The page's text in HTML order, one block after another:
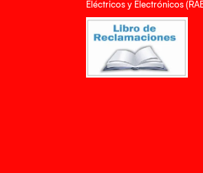
Eléctricos y Electrónicos